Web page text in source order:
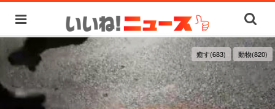
癒す(683) 動物(820)